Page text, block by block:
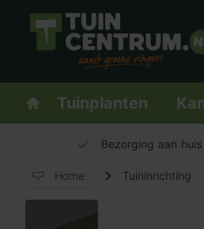
Logo Tuincentrum.nl
Homepage
Tuinplanten
Bezorging aan
Home Tuininrichting